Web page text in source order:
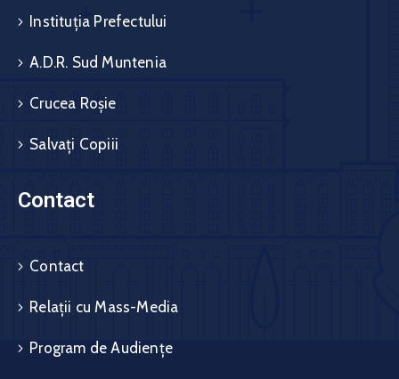
Instituția Prefectului
A.D.R. Sud Muntenia
Crucea Roșie
Salvați Copiii
Contact
Contact
Relații cu Mass-Media
Program de Audiențe